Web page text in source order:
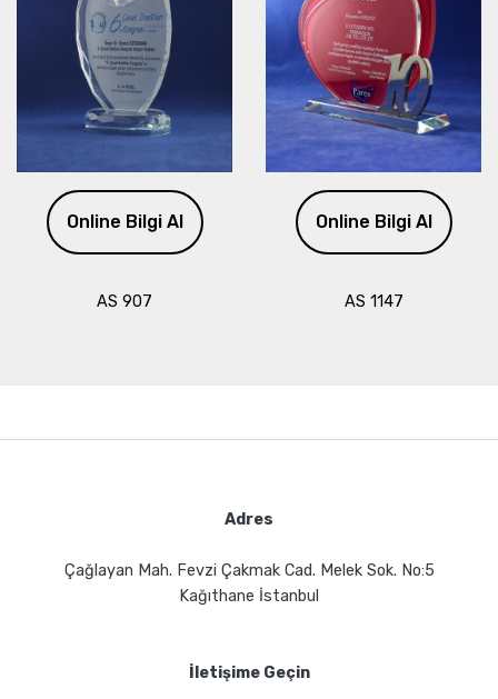
Online Bilgi Al
AS 907
Online Bilgi Al
AS 1147
Adres
Çağlayan Mah. Fevzi Çakmak Cad. Melek Sok. No:5
Kağıthane İstanbul
İletişime Geçin